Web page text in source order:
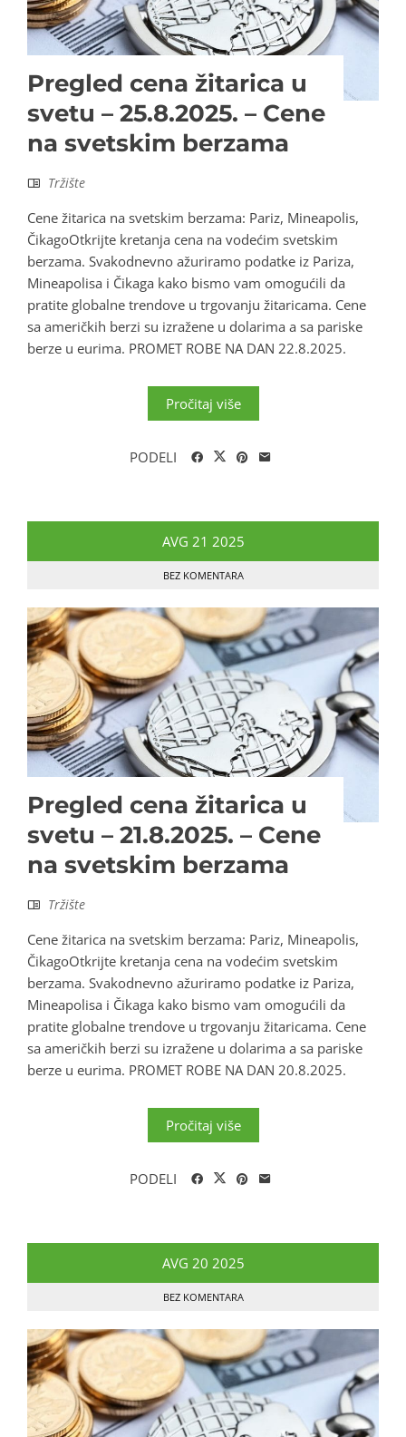
Pregled cena žitarica u
svetu – 25.8.2025. – Cene
na svetskim berzama
Tržište
Cene žitarica na svetskim berzama: Pariz, Mineapolis,
ČikagoOtkrijte kretanja cena na vodećim svetskim
berzama. Svakodnevno ažuriramo podatke iz Pariza,
Mineapolisa i Čikaga kako bismo vam omogućili da
pratite globalne trendove u trgovanju žitaricama. Cene
sa američkih berzi su izražene u dolarima a sa pariske
berze u eurima. PROMET ROBE NA DAN 22.8.2025.
Pročitaj više
PODELI
AVG 21 2025
BEZ KOMENTARA
Pregled cena žitarica u
svetu – 21.8.2025. – Cene
na svetskim berzama
Tržište
Cene žitarica na svetskim berzama: Pariz, Mineapolis,
ČikagoOtkrijte kretanja cena na vodećim svetskim
berzama. Svakodnevno ažuriramo podatke iz Pariza,
Mineapolisa i Čikaga kako bismo vam omogućili da
pratite globalne trendove u trgovanju žitaricama. Cene
sa američkih berzi su izražene u dolarima a sa pariske
berze u eurima. PROMET ROBE NA DAN 20.8.2025.
Pročitaj više
PODELI
AVG 20 2025
BEZ KOMENTARA